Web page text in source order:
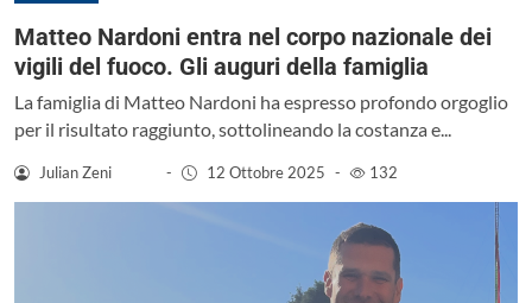
Matteo Nardoni entra nel corpo nazionale dei
vigili del fuoco. Gli auguri della famiglia
La famiglia di Matteo Nardoni ha espresso profondo orgoglio
per il risultato raggiunto, sottolineando la costanza e...
Julian Zeni - 12 Ottobre 2025 - 132